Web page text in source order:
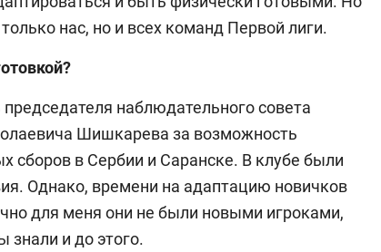
нас, но и всех команд Первой лиги.
наблюдательного совета
Шишкарева за возможность
сборов в Сербии и Саранске. В клубе были
Однако, времени на адаптацию новичков
для меня они не были новыми игроками,
знали и до этого.